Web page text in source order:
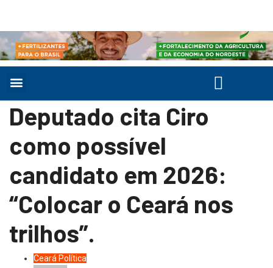
Deputado cita Ciro
como possível
candidato em 2026:
“Colocar o Ceará nos
trilhos”.
Ceará Política